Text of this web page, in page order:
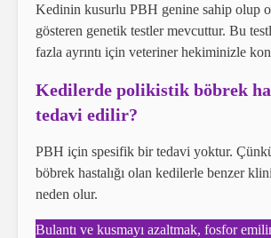
Kedinin kusurlu PBH genine sahip olup
gösteren genetik testler mevcuttur. Bu
fazla ayrıntı için veteriner hekiminizle
Kedilerde polikistik böbrek
tedavi edilir?
PBH için spesifik bir tedavi yoktur.
böbrek hastalığı olan kedilerle benzer
neden olur.
Bulantı ve kusmayı azaltmak, fosfor